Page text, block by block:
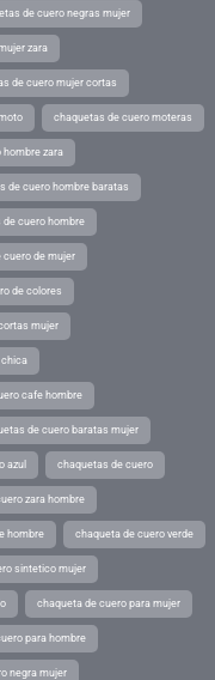
de cuero negras mujer
zara
de cuero mujer cortas
chaquetas de cuero moteras
hombre zara
de cuero hombre baratas
de cuero hombre
cuero de mujer
de colores
mujer
chica
cafe hombre
de cuero baratas mujer
azul chaquetas de cuero
zara hombre
hombre chaqueta de cuero verde
sintetico mujer
chaqueta de cuero para mujer
para hombre
negra mujer